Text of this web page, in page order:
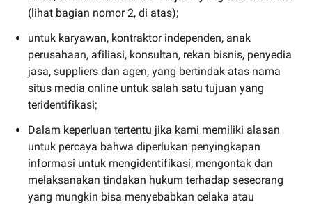
(lihat bagian nomor 2, di atas);
untuk karyawan, kontraktor independen, anak
perusahaan, afiliasi, konsultan, rekan bisnis, penyedia
jasa, suppliers dan agen, yang bertindak atas nama
situs media online untuk salah satu tujuan yang
teridentifikasi;
Dalam keperluan tertentu jika kami memiliki alasan
untuk percaya bahwa diperlukan penyingkapan
informasi untuk mengidentifikasi, mengontak dan
melaksanakan tindakan hukum terhadap seseorang
yang mungkin bisa menyebabkan celaka atau